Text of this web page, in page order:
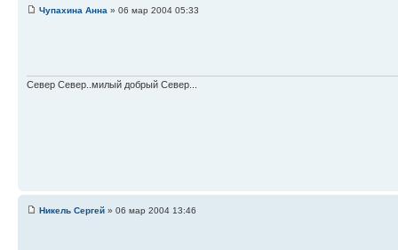
Чупахина Анна » 06 мар 2004 05:33
Север Север..милый добрый Север...
Никель Сергей » 06 мар 2004 13:46